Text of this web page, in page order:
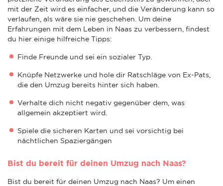
mit der Zeit wird es einfacher, und die Veränderung kann so
verlaufen, als wäre sie nie geschehen. Um deine
Erfahrungen mit dem Leben in Naas zu verbessern, findest
du hier einige hilfreiche Tipps:
Finde Freunde und sei ein sozialer Typ.
Knüpfe Netzwerke und hole dir Ratschläge von Ex-Pats,
die den Umzug bereits hinter sich haben.
Verhalte dich nicht negativ gegenüber dem, was
allgemein akzeptiert wird.
Spiele die sicheren Karten und sei vorsichtig bei
nächtlichen Spaziergängen
Bist du bereit für deinen Umzug nach Naas?
Bist du bereit für deinen Umzug nach Naas? Um einen